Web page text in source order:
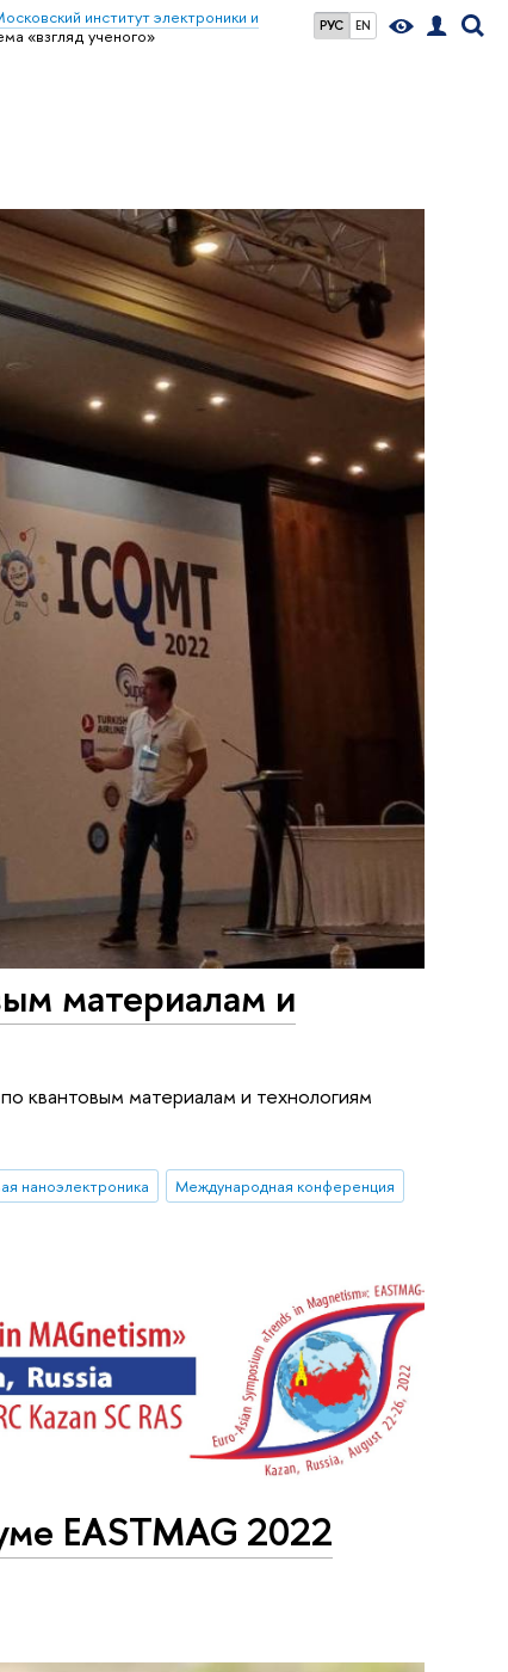
РУС EN
институт электроники и
«взгляд ученого»
материалам и
квантовым материалам и технологиям
наноэлектроника Международная конференция
EASTMAG 2022